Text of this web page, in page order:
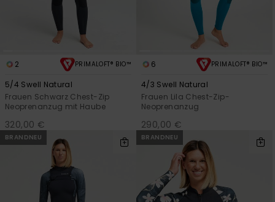
2 PRIMALOFT® BIO™
5/4 Swell Natural
Frauen Schwarz Chest-Zip
Neoprenanzug mit Haube
320,00 €
6 PRIMALOFT® BIO™
4/3 Swell Natural
Frauen Lila Chest-Zip-
Neoprenanzug
290,00 €
BRANDNEU BRANDNEU